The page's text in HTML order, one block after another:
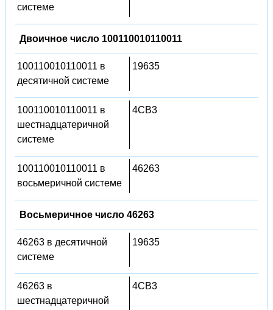
системе
Двоичное число 100110010110011
100110010110011 в
десятичной системе
19635
100110010110011 в
шестнадцатеричной
системе
4CB3
100110010110011 в
восьмеричной системе
46263
Восьмеричное число 46263
46263 в десятичной
системе
19635
46263 в
шестнадцатеричной
4CB3